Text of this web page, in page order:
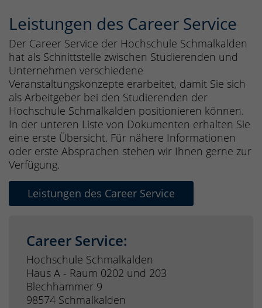
Leistungen des Career Service
Der Career Service der Hochschule Schmalkalden
hat als Schnittstelle zwischen Studierenden und
Unternehmen verschiedene
Veranstaltungskonzepte erarbeitet, damit Sie sich
als Arbeitgeber bei den Studierenden der
Hochschule Schmalkalden positionieren können.
In der unteren Liste von Dokumenten erhalten Sie
eine erste Übersicht. Für nähere Informationen
oder erste Absprachen stehen wir Ihnen gerne zur
Verfügung.
Leistungen des Career Service
Career Service:
Hochschule Schmalkalden
Haus A - Raum 0202 und 203
Blechhammer 9
98574 Schmalkalden